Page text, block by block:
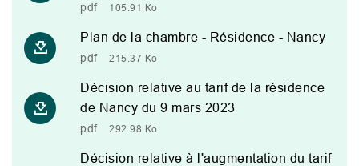
pdf 105.91 Ko
Plan de la chambre - Résidence - Nancy
pdf 215.37 Ko
Décision relative au tarif de la résidence
de Nancy du 9 mars 2023
pdf 292.98 Ko
Décision relative à l'augmentation du tarif